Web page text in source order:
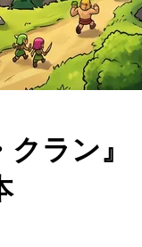
ラン』